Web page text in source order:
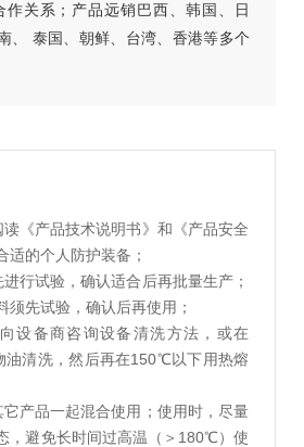
作关系；产品远销巴西、韩国、日
、
泰国、朝鲜、台湾、香港等多个
《产品技术说明书》和《产品安全
适的个人防护装备；
行试验，确认适合后再批量生产；
须先试验，确认后再使用；
设备商咨询设备清洗方法，或在
清洗，然后再在150℃以下用热熔
产品一起混合使用；使用时，尽量
，避免长时间过高温（＞180℃）使